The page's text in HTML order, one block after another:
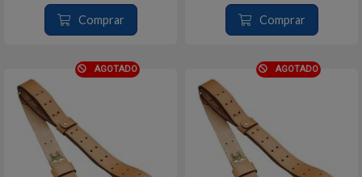
Comprar
- Ancho de la correa 5cm.
- Largo de la hombrera (cuero)
28.5cm.
Comprar
AGOTADO AGOTADO